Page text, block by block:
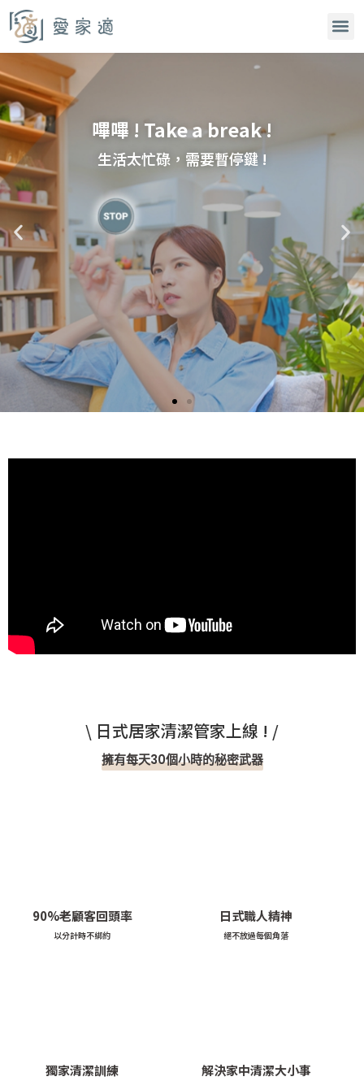
嗶嗶 ! Take a break !
生活太忙碌，需要暫停鍵 !
把家事留給愛家適
把時間留給自己與家人
嗶嗶 ! Take a break !
生活太忙碌，需要暫停鍵 !
把家事留給愛家適
把時間留給自己與家人
嗶嗶 ! Take a break !
生活太忙碌，需要暫停鍵 !
把家事留給愛家適
把時間留給自己與家人
\ 日式居家清潔管家上線 ! /
擁有每天30個小時的秘密武器
90%老顧客回頭率
以分計時不綁約
日式職人精神
絕不放過每個角落
獨家清潔訓練 解決家中清潔大小事